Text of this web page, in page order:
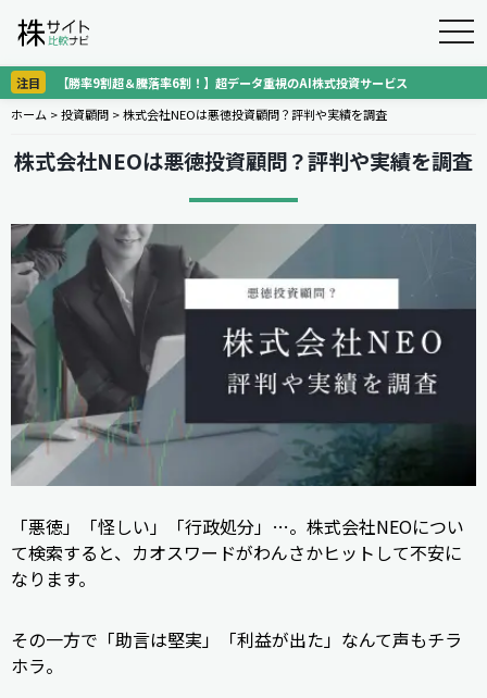
注目
【勝率9割超＆騰落率6割！】超データ重視のAI株式投資サービス
ホーム >投資顧問 >株式会社NEOは悪徳投資顧問？評判や実績を調査
株式会社NEOは悪徳投資顧問？評判や実績を調査
「悪徳」「怪しい」「行政処分」…。株式会社NEOについ
て検索すると、カオスワードがわんさかヒットして不安に
なります。
その一方で「助言は堅実」「利益が出た」なんて声もチラ
ホラ。